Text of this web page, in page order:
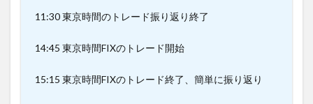
11:30 東京時間のトレード振り返り終了
14:45 東京時間FIXのトレード開始
15:15 東京時間FIXのトレード終了、簡単に振り返り